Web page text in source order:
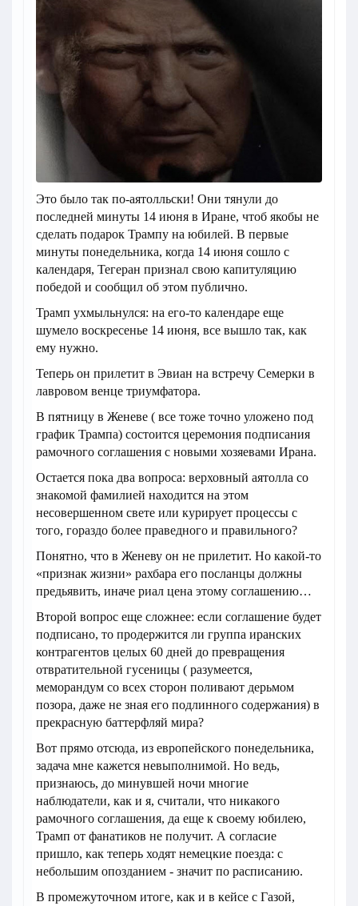
Это было так по-аятолльски! Они тянули до
последней минуты 14 июня в Иране, чтоб якобы не
сделать подарок Трампу на юбилей. В первые
минуты понедельника, когда 14 июня сошло с
календаря, Тегеран признал свою капитуляцию
победой и сообщил об этом публично.
Трамп ухмыльнулся: на его-то календаре еще
шумело воскресенье 14 июня, все вышло так, как
ему нужно.
Теперь он прилетит в Эвиан на встречу Семерки в
лавровом венце триумфатора.
В пятницу в Женеве ( все тоже точно уложено под
график Трампа) состоится церемония подписания
рамочного соглашения с новыми хозяевами Ирана.
Остается пока два вопроса: верховный аятолла со
знакомой фамилией находится на этом
несовершенном свете или курирует процессы с
того, гораздо более праведного и правильного?
Понятно, что в Женеву он не прилетит. Но какой-то
«признак жизни» рахбара его посланцы должны
предьявить, иначе риал цена этому соглашению…
Второй вопрос еще сложнее: если соглашение будет
подписано, то продержится ли группа иранских
контрагентов целых 60 дней до превращения
отвратительной гусеницы ( разумеется,
меморандум со всех сторон поливают дерьмом
позора, даже не зная его подлинного содержания) в
прекрасную баттерфляй мира?
Вот прямо отсюда, из европейского понедельника,
задача мне кажется невыполнимой. Но ведь,
признаюсь, до минувшей ночи многие
наблюдатели, как и я, считали, что никакого
рамочного соглашения, да еще к своему юбилею,
Трамп от фанатиков не получит. А согласие
пришло, как теперь ходят немецкие поезда: с
небольшим опозданием - значит по расписанию.
В промежуточном итоге, как и в кейсе с Газой,